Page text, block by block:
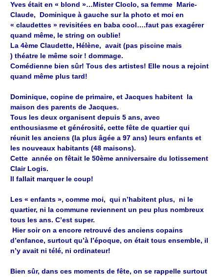
Yves était en « blond »…Mister Cloclo, sa femme Marie-
Claude, Dominique à gauche sur la photo et moi en
« claudettes » revisitées en baba cool….faut pas exagérer
quand même, le string on oublie!
La 4ème Claudette, Hélène, avait (pas piscine mais
) théatre le même soir ! dommage.
Comédienne bien sûr! Tous des artistes! Elle nous a rejoint
quand même plus tard!
Dominique, copine de primaire, et Jacques habitent la
maison des parents de Jacques.
Tous les deux organisent depuis 5 ans, avec
enthousiasme et générosité, cette fête de quartier qui
réunit les anciens (la plus âgée a 97 ans) leurs enfants et
les nouveaux habitants (48 maisons).
Cette année on fêtait le 50ème anniversaire du lotissement
Clair Logis.
Il fallait marquer le coup!
Les « enfants », comme moi, qui n’habitent plus, ni le
quartier, ni la commune reviennent un peu plus nombreux
tous les ans. C’est super.
Hier soir on a encore retrouvé des anciens copains
d’enfance, surtout qu’à l’époque, on était tous ensemble, il
n’y avait ni télé, ni ordinateur!
Bien sûr, dans ces moments de fête, on se rappelle surtout